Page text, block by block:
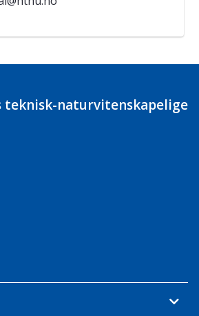
teknisk-naturvitenskapelige